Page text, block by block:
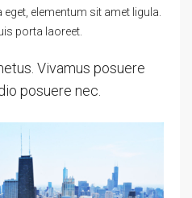
elementum sit amet ligula.
porta laoreet.
Vivamus posuere
posuere nec.